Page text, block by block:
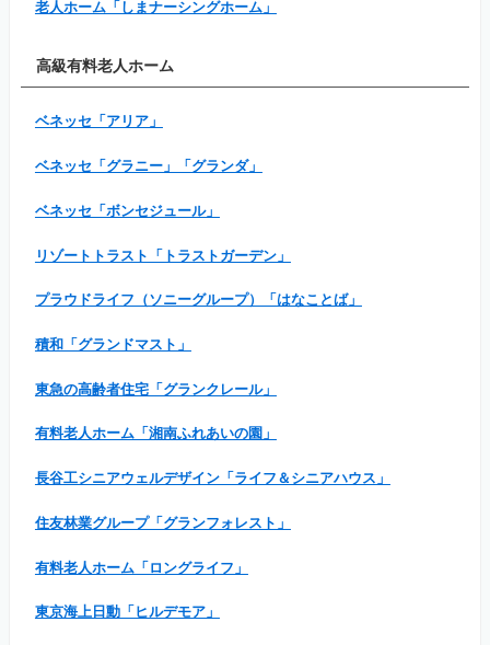
老人ホーム「しまナーシングホーム」
高級有料老人ホーム
ベネッセ「アリア」
ベネッセ「グラニー」「グランダ」
ベネッセ「ボンセジュール」
リゾートトラスト「トラストガーデン」
プラウドライフ（ソニーグループ）「はなことば」
積和「グランドマスト」
東急の高齢者住宅「グランクレール」
有料老人ホーム「湘南ふれあいの園」
長谷工シニアウェルデザイン「ライフ＆シニアハウス」
住友林業グループ「グランフォレスト」
有料老人ホーム「ロングライフ」
東京海上日動「ヒルデモア」